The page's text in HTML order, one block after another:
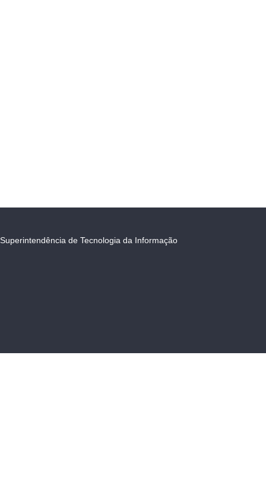
Superintendência de Tecnologia da Informação